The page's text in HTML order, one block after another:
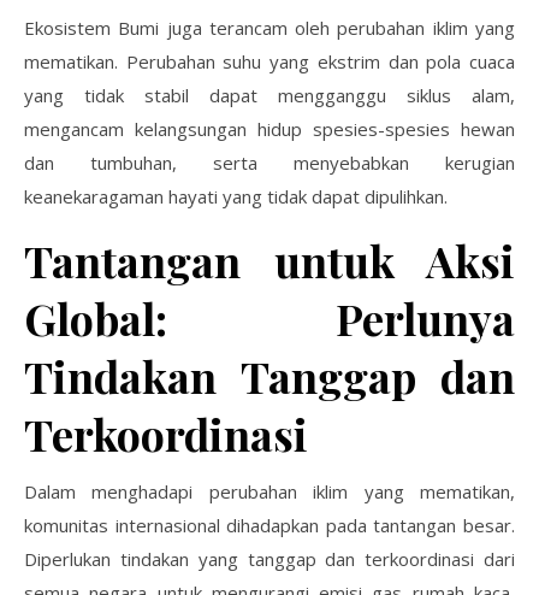
Ekosistem Bumi juga terancam oleh perubahan iklim yang
mematikan. Perubahan suhu yang ekstrim dan pola cuaca
yang tidak stabil dapat mengganggu siklus alam,
mengancam kelangsungan hidup spesies-spesies hewan
dan tumbuhan, serta menyebabkan kerugian
keanekaragaman hayati yang tidak dapat dipulihkan.
Tantangan untuk Aksi
Global: Perlunya
Tindakan Tanggap dan
Terkoordinasi
Dalam menghadapi perubahan iklim yang mematikan,
komunitas internasional dihadapkan pada tantangan besar.
Diperlukan tindakan yang tanggap dan terkoordinasi dari